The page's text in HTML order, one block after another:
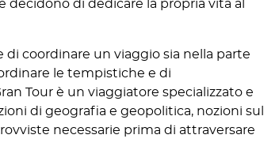
decidono di dedicare la propria vita al
di coordinare un viaggio sia nella parte
le tempistiche e di
Tour è un viaggiatore specializzato e
di geografia e geopolitica, nozioni sul
necessarie prima di attraversare